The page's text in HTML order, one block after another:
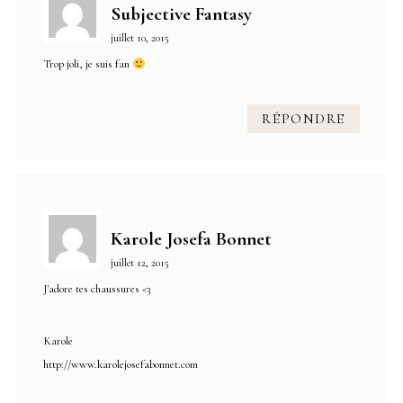
Subjective Fantasy
juillet 10, 2015
Trop joli, je suis fan
RÉPONDRE
Karole Josefa Bonnet
juillet 12, 2015
J'adore tes chaussures <3
Karole
http://www.karolejosefabonnet.com